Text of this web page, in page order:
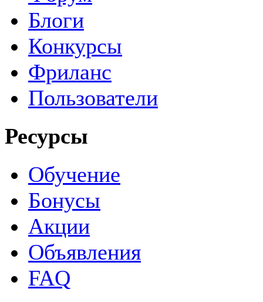
Блоги
Конкурсы
Фриланс
Пользователи
Ресурсы
Обучение
Бонусы
Акции
Объявления
FAQ